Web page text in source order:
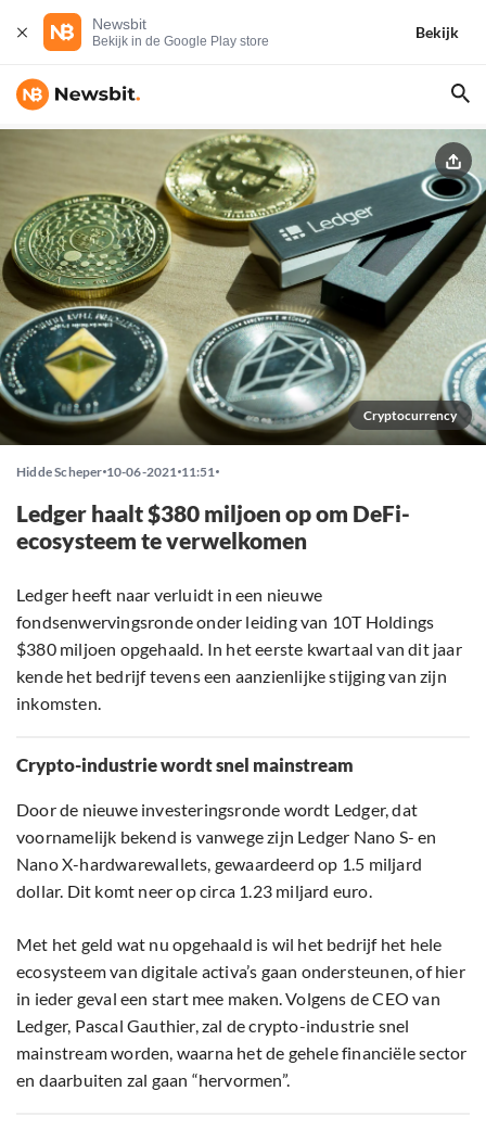
Newsbit
Bekijk in de Google Play store
Bekijk
Cryptocurrency
Hidde Scheper 10-06-2021 11:51
Ledger haalt $380 miljoen op om DeFi-
ecosysteem te verwelkomen
Ledger heeft naar verluidt in een nieuwe
fondsenwervingsronde onder leiding van 10T Holdings
$380 miljoen opgehaald. In het eerste kwartaal van dit jaar
kende het bedrijf tevens een aanzienlijke stijging van zijn
inkomsten.
Crypto-industrie wordt snel mainstream
Door de nieuwe investeringsronde wordt Ledger, dat
voornamelijk bekend is vanwege zijn Ledger Nano S- en
Nano X-hardwarewallets, gewaardeerd op 1.5 miljard
dollar. Dit komt neer op circa 1.23 miljard euro.
Met het geld wat nu opgehaald is wil het bedrijf het hele
ecosysteem van digitale activa’s gaan ondersteunen, of hier
in ieder geval een start mee maken. Volgens de CEO van
Ledger, Pascal Gauthier, zal de crypto-industrie snel
mainstream worden, waarna het de gehele financiële sector
en daarbuiten zal gaan “hervormen”.